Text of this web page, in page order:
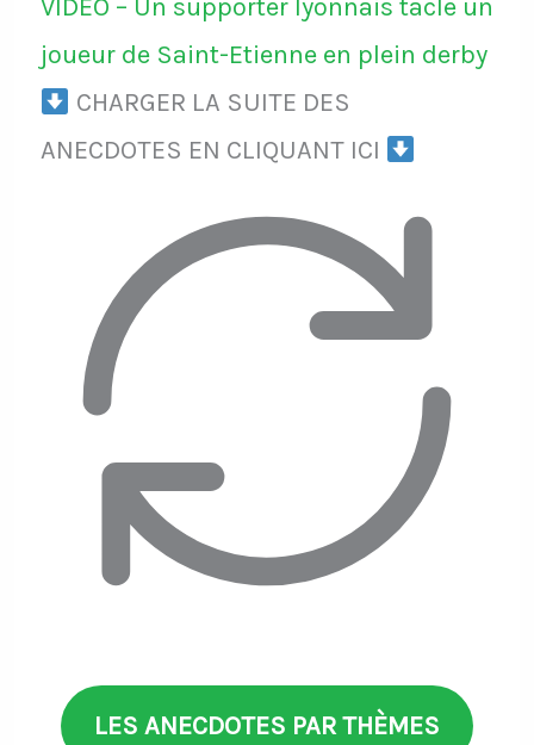
VIDÉO – Un supporter lyonnais tacle un
joueur de Saint-Etienne en plein derby
CHARGER LA SUITE DES
ANECDOTES EN CLIQUANT ICI
LES ANECDOTES PAR THÈMES